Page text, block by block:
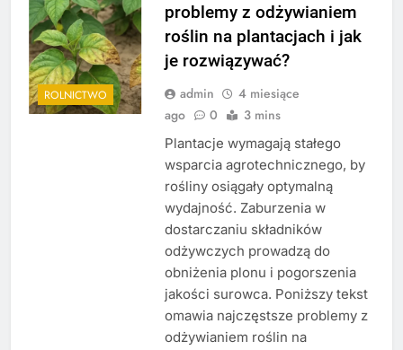
ROLNICTWO
problemy z odżywianiem
roślin na plantacjach i jak
je rozwiązywać?
admin
4 miesiące
ago
0 3 mins
Plantacje wymagają stałego
wsparcia agrotechnicznego, by
rośliny osiągały optymalną
wydajność. Zaburzenia w
dostarczaniu składników
odżywczych prowadzą do
obniżenia plonu i pogorszenia
jakości surowca. Poniższy tekst
omawia najczęstsze problemy z
odżywianiem roślin na